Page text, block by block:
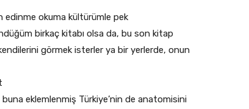
okuma kültürümle pek
birkaç kitabı olsa da, bu son kitap
görmek isterler ya bir yerlerde, onun
eklemlenmiş Türkiye’nin de anatomisini